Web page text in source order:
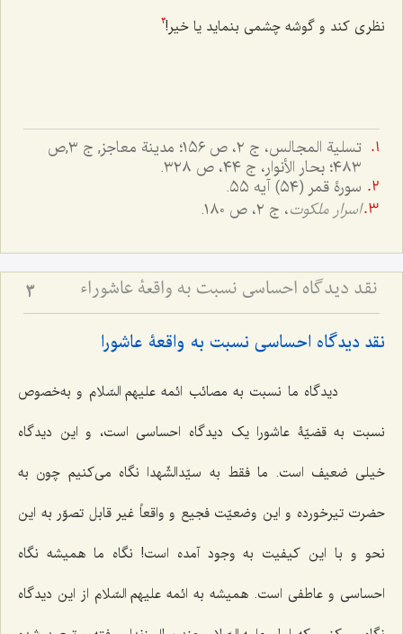
نظری کند و گوشه چشمی بنماید یا خیر!3
تسلیة المجالس، ج ٢، ص ١٥٦؛ مدینة معاجز, ج ۳,ص
۴۸۳؛ بحار الأنوار، ج ٤٤، ص ٣٢٨.
سورۀ قمر (٥٤) آیه ٥٥.
اسرار ملکوت، ج ٢، ص ١٨٠.
نقد دیدگاه احساسی نسبت به واقعۀ عاشوراء 3
نقد دیدگاه احساسی نسبت به واقعۀ عاشورا
دیدگاه ما نسبت به مصائب ائمه علیهم السّلام و به‌خصوص
نسبت به قضیّۀ عاشورا یک دیدگاه احساسی است، و این دیدگاه
خیلی ضعیف است. ما فقط به سیّدالشّهدا نگاه می‌کنیم چون به
حضرت تیرخورده و این وضعیّت فجیع و واقعاً غیر قابل تصوّر به این
نحو و با این کیفیت به وجود آمده است! نگاه ما همیشه نگاه
احساسی و عاطفی است. همیشه به ائمه علیهم السّلام از این دیدگاه